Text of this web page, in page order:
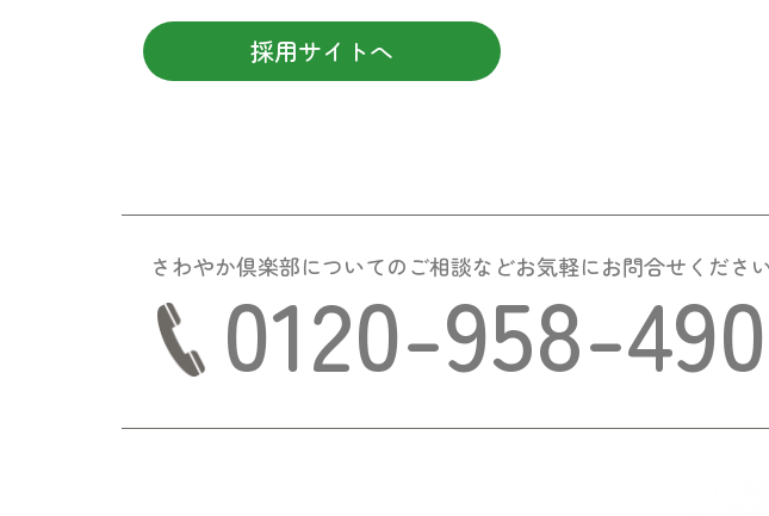
採用サイトへ
さわやか倶楽部についてのご相談などお気軽にお問合せくださ
0120-958-490